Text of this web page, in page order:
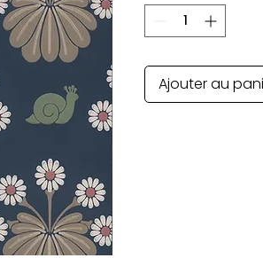
Ajouter au